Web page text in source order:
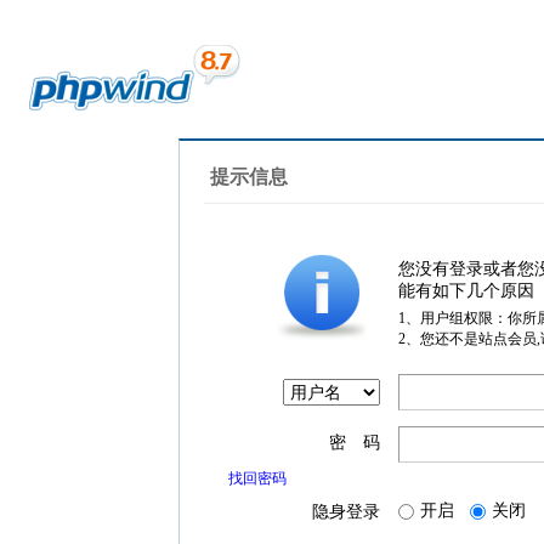
提示信息
您没有登录或者您
能有如下几个原因
1、用户组权限：你所
2、您还不是站点会员
密 码
找回密码
隐身登录 开启 关闭